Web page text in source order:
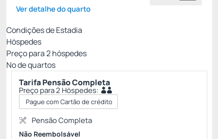
Ver detalhe do quarto
Condições de Estadia
Hóspedes
Preço para2hóspedes
Nº de quartos
Tarifa Pensão Completa
Preço para 2 Hóspedes:
Pague com Cartão de crédito
Pensão Completa
Não Reembolsável